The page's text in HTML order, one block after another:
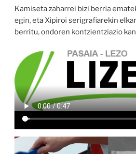
Kamiseta zaharrei bizi berria
egin, eta Xipiroi serigrafiarekin
berritu, ondoren kontzientziazio